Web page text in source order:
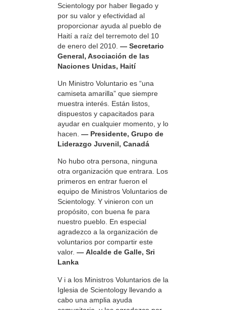
Scientology por haber llegado y
por su valor y efectividad al
proporcionar ayuda al pueblo de
Haití a raíz del terremoto del 10
de enero del 2010. — Secretario
General, Asociación de las
Naciones Unidas, Haití
Un Ministro Voluntario es “una
camiseta amarilla” que siempre
muestra interés. Están listos,
dispuestos y capacitados para
ayudar en cualquier momento, y lo
hacen. — Presidente, Grupo de
Liderazgo Juvenil, Canadá
No hubo otra persona, ninguna
otra organización que entrara. Los
primeros en entrar fueron el
equipo de Ministros Voluntarios de
Scientology. Y vinieron con un
propósito, con buena fe para
nuestro pueblo. En especial
agradezco a la organización de
voluntarios por compartir este
valor. — Alcalde de Galle, Sri
Lanka
V i a los Ministros Voluntarios de la
Iglesia de Scientology llevando a
cabo una amplia ayuda